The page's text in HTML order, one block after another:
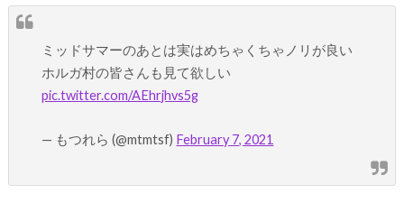
ミッドサマーのあとは実はめちゃくちゃノリが良い
ホルガ村の皆さんも見て欲しい
pic.twitter.com/AEhrjhvs5g
— もつれら (@mtmtsf) February 7, 2021